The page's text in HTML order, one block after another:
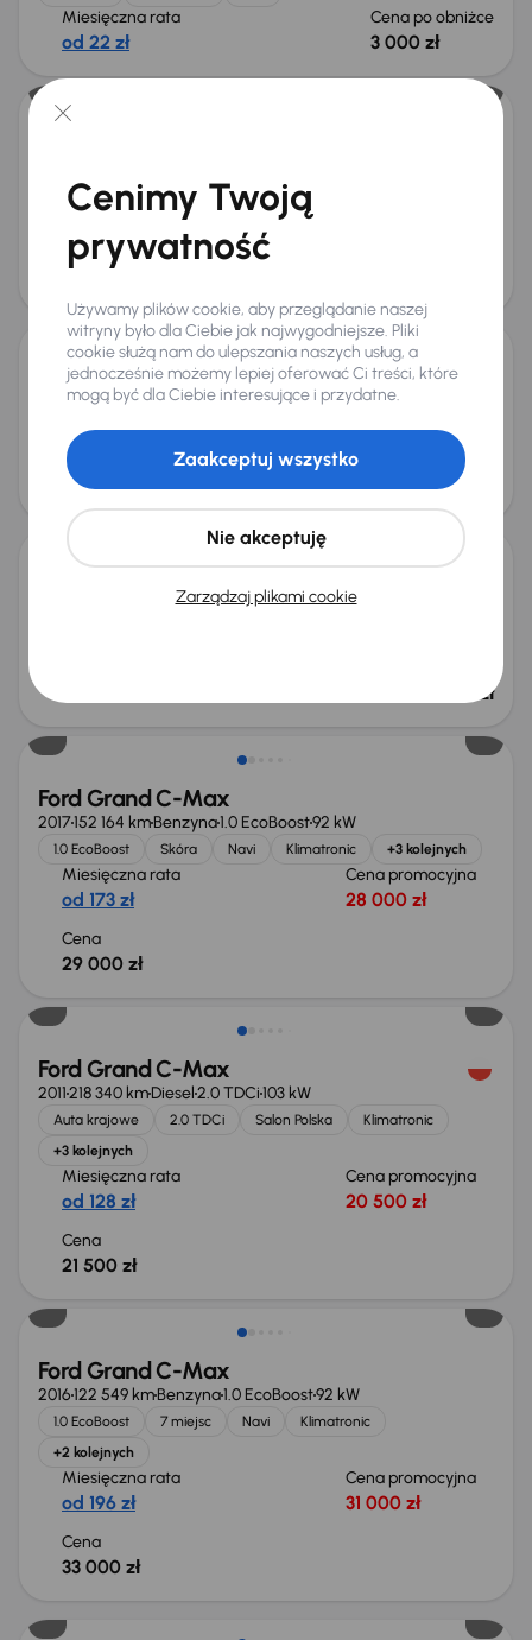
Miesięczna rata
od 22 zł
Cena po obniżce
3 000 zł
1.6 TDCi Xenon Klimatronic
Miesięczna rata
Ford C-Max
285 816 km 70 kW
1.6 TDCi +1 kolejnych
Miesięczna rata
od 60 zł 10 000 zł
3 500 zł
Ford Grand C-Max
2017152 164 kmBenzyna1.0 EcoBoost92 kW
1.0 EcoBoost Skóra Navi Klimatronic +3 kolejnych
Miesięczna rata
od 173 zł
Cena promocyjna
28 000 zł
Cena
29 000 zł
Ford Grand C-Max
2011218 340 kmDiesel2.0 TDCi103 kW
Auta krajowe 2.0 TDCi Salon Polska
Klimatronic
+3 kolejnych
Miesięczna rata
od 128 zł
Cena promocyjna
20 500 zł
Cena
21 500 zł
Świeżo skupione
Ford Grand C-Max
2016122 549 kmBenzyna1.0 EcoBoost92 kW
1.0 EcoBoost 7 miejsc Navi
Klimatronic
+2 kolejnych
Miesięczna rata
od 196 zł
Cena promocyjna
31 000 zł
Cena
33 000 zł
Cenimy Twoją
prywatność
Używamy plików cookie, aby przeglądanie naszej
witryny było dla Ciebie jak najwygodniejsze. Pliki
cookie służą nam do ulepszania naszych usług, a
jednocześnie możemy lepiej oferować Ci treści, które
mogą być dla Ciebie interesujące i przydatne.
Zarządzaj plikami cookie
Nie akceptuję
Zaakceptuj wszystko